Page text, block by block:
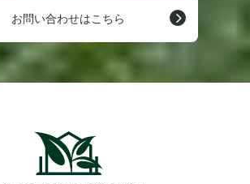
お問い合わせはこちら